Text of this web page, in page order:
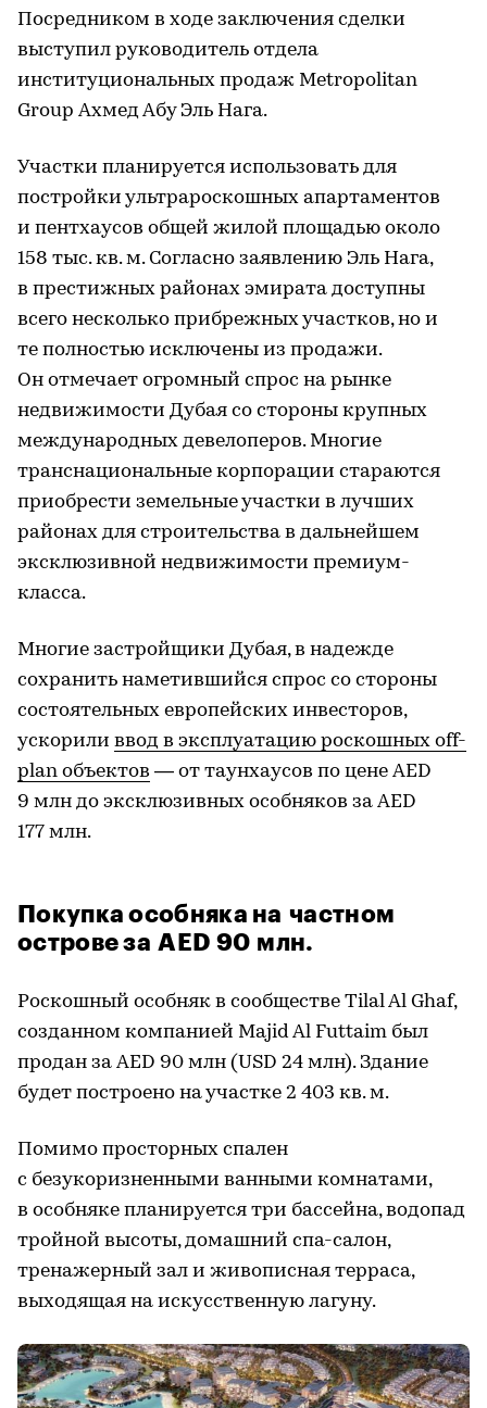
Посредником в ходе заключения сделки
выступил руководитель отдела
институциональных продаж Metropolitan
Group Ахмед Абу Эль Нага.
Участки планируется использовать для
постройки ультрароскошных апартаментов
и пентхаусов общей жилой площадью около
158 тыс. кв. м. Согласно заявлению Эль Нага,
в престижных районах эмирата доступны
всего несколько прибрежных участков, но и
те полностью исключены из продажи.
Он отмечает огромный спрос на рынке
недвижимости Дубая со стороны крупных
международных девелоперов. Многие
транснациональные корпорации стараются
приобрести земельные участки в лучших
районах для строительства в дальнейшем
эксклюзивной недвижимости премиум-
класса.
Многие застройщики Дубая, в надежде
сохранить наметившийся спрос со стороны
состоятельных европейских инвесторов,
ускорили ввод в эксплуатацию роскошных off-
plan объектов — от таунхаусов по цене AED
9 млн до эксклюзивных особняков за AED
177 млн.
Покупка особняка на частном
острове за AED 90 млн.
Роскошный особняк в сообществе Tilal Al Ghaf,
созданном компанией Majid Al Futtaim был
продан за AED 90 млн (USD 24 млн). Здание
будет построено на участке 2 403 кв. м.
Помимо просторных спален
с безукоризненными ванными комнатами,
в особняке планируется три бассейна, водопад
тройной высоты, домашний спа-салон,
тренажерный зал и живописная терраса,
выходящая на искусственную лагуну.